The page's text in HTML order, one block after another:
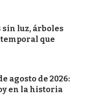
sin luz, árboles
que
agosto de 2026:
en la historia